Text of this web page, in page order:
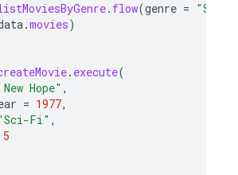
. flow(genre = "Sci-
.movies)
. execute(
Hope" ,
= 1977,
Fi" ,
5